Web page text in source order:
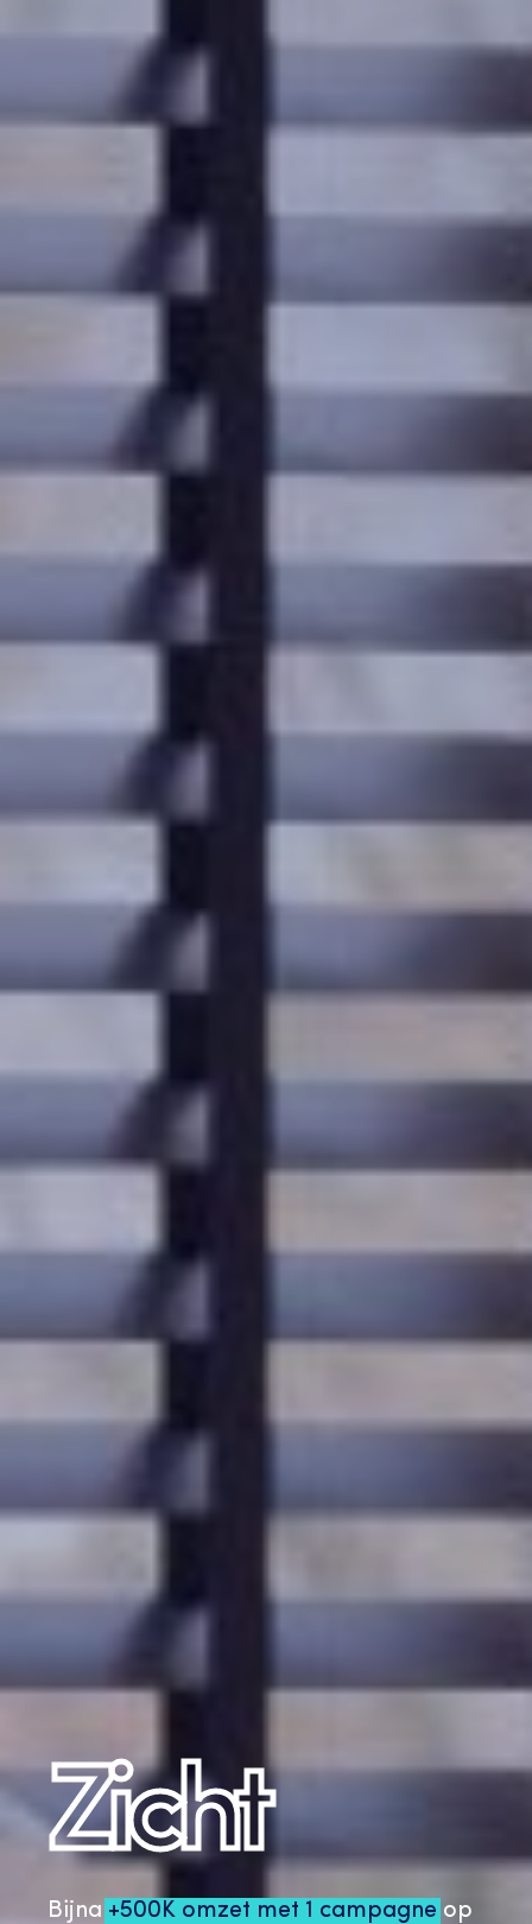
Zicht
Bijna +500K omzet met 1 campagne op